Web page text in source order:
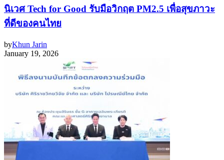
นิเวศ Tech for Good รับมือวิกฤต PM2.5 เพื่อสุขภาวะ
ที่ดีของคนไทย
byKhun Jarin
January 19, 2026